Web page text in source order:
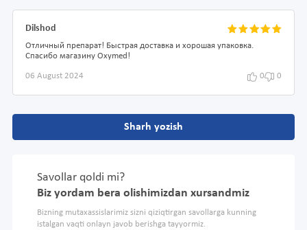
Dilshod
Отличный препарат! Быстрая доставка и хорошая упаковка.
Спасибо магазину Oxymed!
06 August 2024 0 0
Sharh yozish
Savollar qoldi mi?
Biz yordam bera olishimizdan xursandmiz
Bizning mutaxassislarimiz sizni qiziqtirgan savollarga kunning
istalgan vaqti onlayn javob berishga tayyormiz.